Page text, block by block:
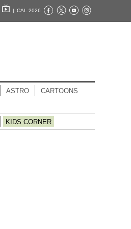
| CAL 2026
ASTRO CARTOONS
KIDS CORNER